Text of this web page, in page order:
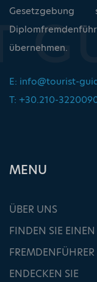
Gesetzgebung
übernehmen.
E: info@tourist-
T: +30.210-
ΜΕΝU
ÜBER UNS
FINDEN SIE EINEN
FREMDENFÜHRER
ENDECKEN SIE